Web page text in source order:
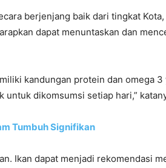
berjenjang baik dari tingkat Kota,
dapat menuntaskan dan
kandungan protein dan omega 3
dikomsumsi setiap hari,”
Tumbuh Signifikan
Ikan dapat menjadi rekomendasi